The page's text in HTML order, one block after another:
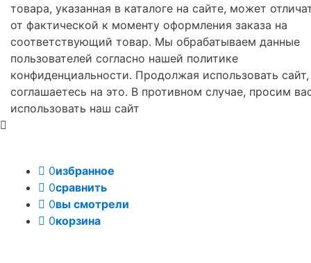
товара, указанная в каталоге на сайте, может
от фактической к моменту оформления заказа на
соответствующий товар. Мы обрабатываем данные
пользователей согласно нашей политике
конфиденциальности. Продолжая использовать
соглашаетесь на это. В противном случае, просим
использовать наш сайт
0избранное
0сравнить
0вы смотрели
0корзина